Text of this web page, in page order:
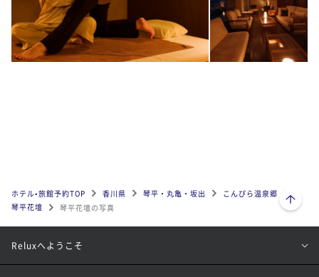
ホテル•旅館予約TOP 香川県 琴平・丸亀・坂出
こんぴら温泉郷
琴平花壇
琴平花壇の写真
ページトップへ
Reluxへようこそ